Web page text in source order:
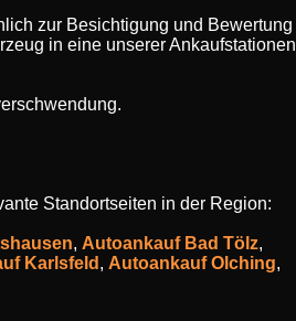
zur Besichtigung und Bewertung
in eine unserer Ankaufstationen
Standortseiten in der Region:
, Autoankauf Bad Tölz,
Karlsfeld , Autoankauf Olching,